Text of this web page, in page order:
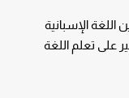
الإسبانية
على تعلم اللغة